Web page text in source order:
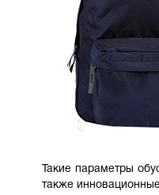
Такие параметры
также